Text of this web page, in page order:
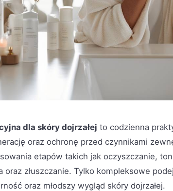
dla skóry dojrzałej to codzienna
oraz ochronę przed czynnikami
etapów takich jak oczyszczanie,
oraz złuszczanie. Tylko kompleksowe
oraz młodszy wygląd skóry dojrzałej.